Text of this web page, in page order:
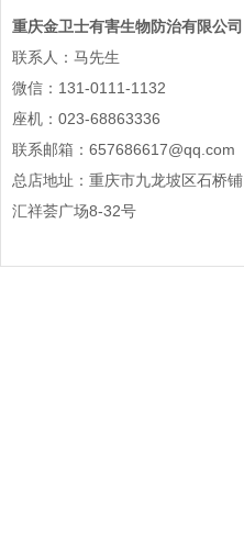
重庆金卫士有害生物防治有限公司
联系人：马先生
微信：131-0111-1132
座机：023-68863336
联系邮箱：657686617@qq.com
总店地址：重庆市九龙坡区石桥铺
汇祥荟广场8-32号